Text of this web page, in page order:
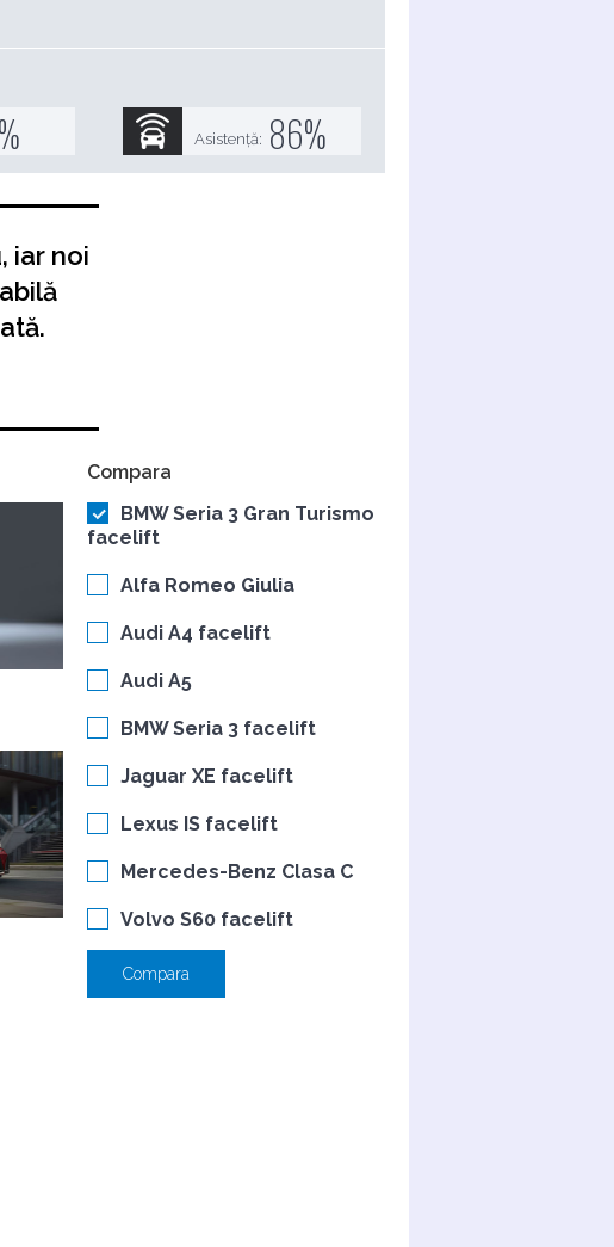
% Asistență: 86%
iar noi
Compara
BMW Seria 3 Gran Turismo
facelift
Alfa Romeo Giulia
Audi A4 facelift
Audi A5
BMW Seria 3 facelift
Jaguar XE facelift
Lexus IS facelift
Mercedes-Benz Clasa C
Volvo S60 facelift
Compara